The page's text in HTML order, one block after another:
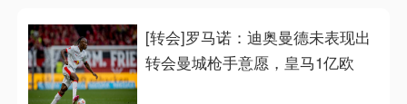
[转会]罗马诺：迪奥曼德未表现出
转会曼城枪手意愿，皇马1亿欧